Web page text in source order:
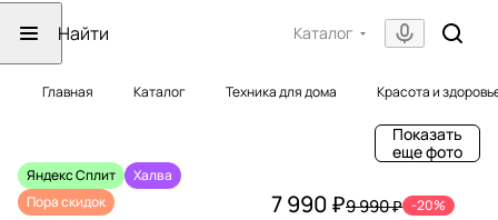
Каталог
Главная Каталог Техника для дома Красота и
Показать
еще фото
Яндекс Сплит
Халва
Пора скидок
7 990 ₽9 990 ₽ -20%